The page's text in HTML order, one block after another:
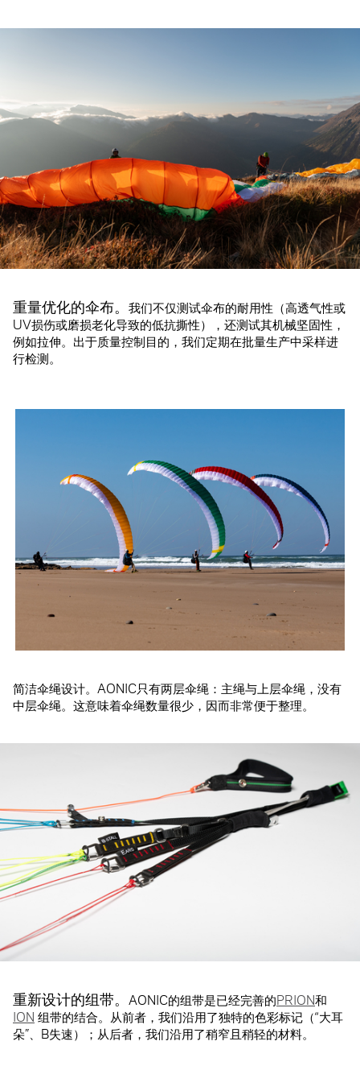
重量优化的伞布。 我们不仅测试伞布的耐用性（高透气性或
UV损伤或磨损老化导致的低抗撕性），还测试其机械坚固性，
例如拉伸。出于质量控制目的，我们定期在批量生产中采样进
行检测。
简洁伞绳设计。AONIC只有两层伞绳：主绳与上层伞绳，没有
中层伞绳。这意味着伞绳数量很少，因而非常便于整理。
重新设计的组带。 AONIC的组带是已经完善的PRION和
ION 组带的结合。从前者，我们沿用了独特的色彩标记（“大耳
朵”、B失速）；从后者，我们沿用了稍窄且稍轻的材料。